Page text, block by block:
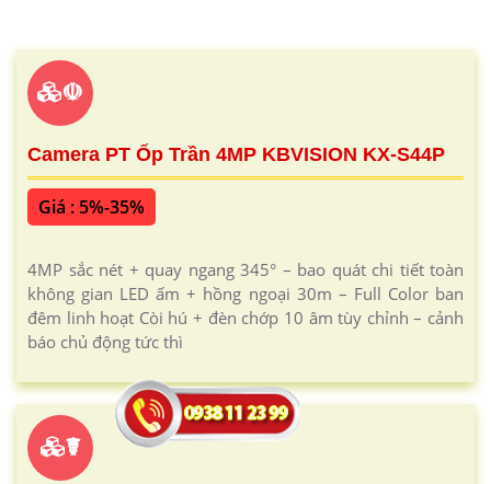
☫
Camera PT Ốp Trần 4MP KBVISION KX-S44P
Giá : 5%-35%
4MP sắc nét + quay ngang 345° – bao quát chi tiết toàn
không gian LED ấm + hồng ngoại 30m – Full Color ban
đêm linh hoạt Còi hú + đèn chớp 10 âm tùy chỉnh – cảnh
báo chủ động tức thì
☤